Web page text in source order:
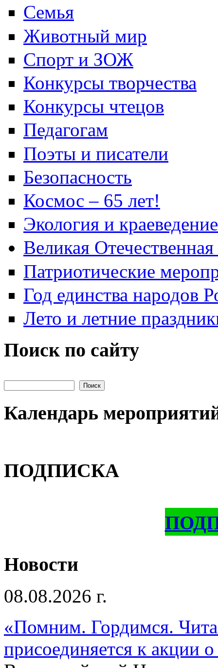
Семья
Животный мир
Спорт и ЗОЖ
Конкурсы творчества
Конкурсы чтецов
Педагогам
Поэты и писатели
Безопасность
Космос – 65 лет!
Экология и краеведение
Великая
Патриотические
Год единства народов
Лето и летние
Поиск по сайту
Календарь
ПОДПИСКА
Новости
08.08.2026 г.
«Помним. Гордимся.
присоединяется к акции